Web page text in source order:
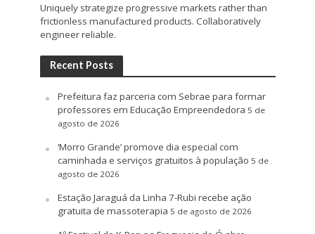
Uniquely strategize progressive markets rather than
frictionless manufactured products. Collaboratively
engineer reliable.
Recent Posts
Prefeitura faz parceria com Sebrae para formar
professores em Educação Empreendedora 5 de
agosto de 2026
‘Morro Grande’ promove dia especial com
caminhada e serviços gratuitos à população 5 de
agosto de 2026
Estação Jaraguá da Linha 7-Rubi recebe ação
gratuita de massoterapia 5 de agosto de 2026